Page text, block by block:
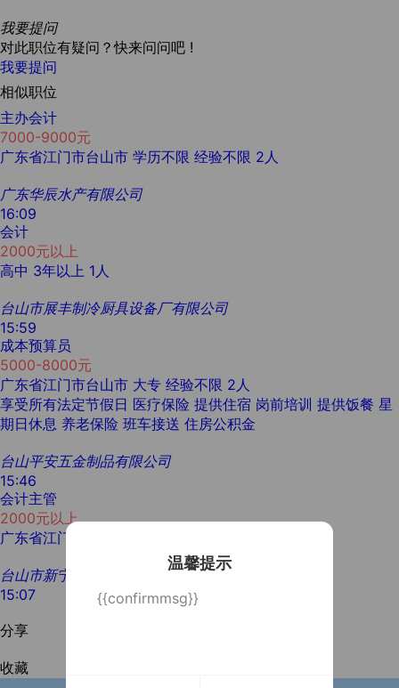
我要提问
对此职位有疑问？快来问问吧 !
我要提问
相似职位
主办会计
7000-9000元
广东省江门市台山市 学历不限 经验不限 2人
广东华辰水产有限公司
16:09
会计
2000元以上
高中 3年以上 1人
台山市展丰制冷厨具设备厂有限公司
15:59
成本预算员
5000-8000元
广东省江门市台山市 大专 经验不限 2人
享受所有法定节假日 医疗保险 提供住宿 岗前培训 提供饭餐 星
期日休息 养老保险 班车接送 住房公积金
台山平安五金制品有限公司
15:46
会计主管
2000元以上
广东省江门市台山市
台山市新宁制药有限公司
15:07
分享
收藏
温馨提示
{{confirmmsg}}